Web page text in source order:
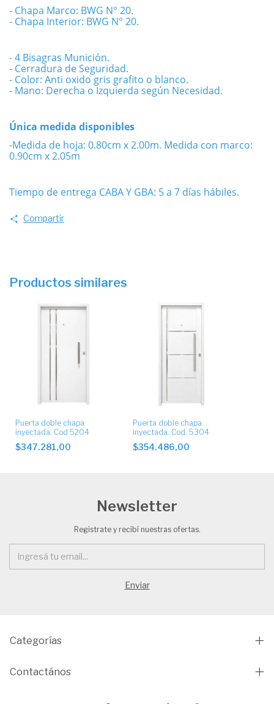
- Chapa Marco: BWG N° 20.
- Chapa Interior: BWG N° 20.
- 4 Bisagras Munición.
- Cerradura de Seguridad.
- Color: Anti oxido gris grafito o blanco.
- Mano: Derecha o Izquierda según Necesidad.
Única medida disponibles
-Medida de hoja: 0.80cm x 2.00m. Medida con marco:
0.90cm x 2.05m
Tiempo de entrega CABA Y GBA: 5 a 7 días hábiles.
Compartir
Productos similares
Puerta doble chapa
inyectada. Cod 5204
$347.281,00
Puerta doble chapa
inyectada. Cod. 5304
$354.486,00
Newsletter
Registrate y recibí nuestras ofertas.
Categorías
Contactános